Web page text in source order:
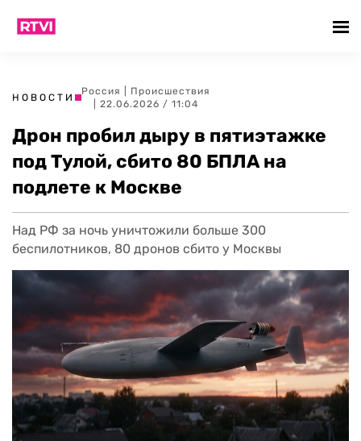
НОВОСТИ
Россия
Происшествия
| 22.06.2026 / 11:04
Дрон пробил дыру в пятиэтажке
под Тулой, сбито 80 БПЛА на
подлете к Москве
Над РФ за ночь уничтожили больше 300
беспилотников, 80 дронов сбито у Москвы